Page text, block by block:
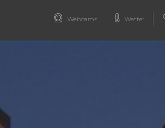
Webcams Wetter